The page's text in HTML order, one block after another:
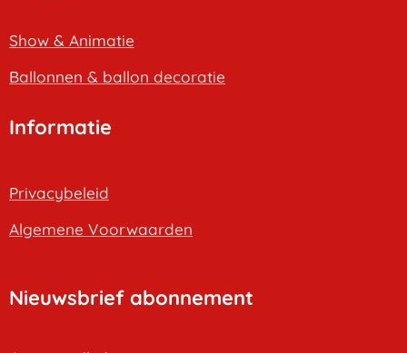
Show & Animatie
Ballonnen & ballon decoratie
Informatie
Privacybeleid
Algemene Voorwaarden
Nieuwsbrief abonnement